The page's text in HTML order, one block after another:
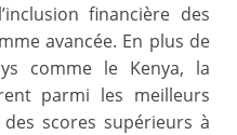
financière des
avancée. En plus de
comme le Kenya, la
parmi les meilleurs
scores supérieurs à